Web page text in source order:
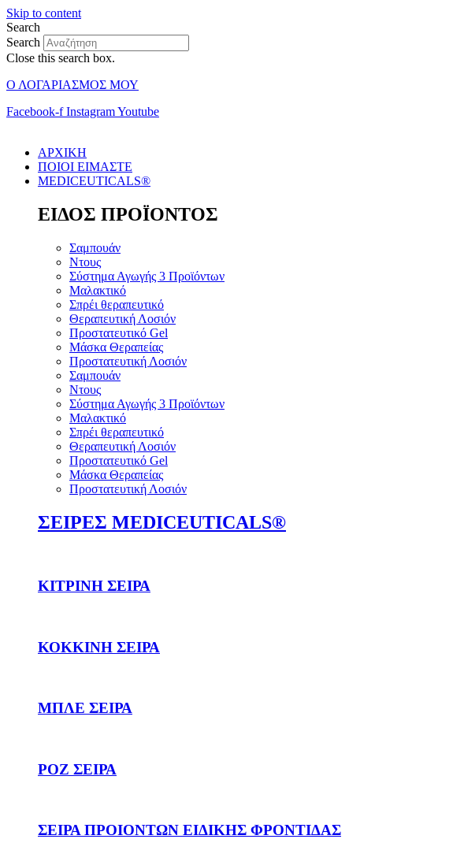
Skip to content
Search
Search
Close this search box.
Ο ΛΟΓΑΡΙΑΣΜΟΣ ΜΟΥ
Facebook-f InstagramYoutube
ΑΡΧΙΚΗ
ΠΟΙΟΙ ΕΙΜΑΣΤΕ
MEDICEUTICALS®
ΕΙΔΟΣ ΠΡΟΪΟΝΤΟΣ
Σαμπουάν
Ντους
Σύστημα Αγωγής 3 Προϊόντων
Μαλακτικό
Σπρέι θεραπευτικό
Θεραπευτική Λοσιόν
Προστατευτικό Gel
Μάσκα Θεραπείας
Προστατευτική Λοσιόν
Σαμπουάν
Ντους
Σύστημα Αγωγής 3 Προϊόντων
Μαλακτικό
Σπρέι θεραπευτικό
Θεραπευτική Λοσιόν
Προστατευτικό Gel
Μάσκα Θεραπείας
Προστατευτική Λοσιόν
ΣΕΙΡΕΣ MEDICEUTICALS®
ΚΙΤΡΙΝΗ ΣΕΙΡΑ
ΚΟΚΚΙΝΗ ΣΕΙΡΑ
ΜΠΛΕ ΣΕΙΡΑ
ΡΟΖ ΣΕΙΡΑ
ΣΕΙΡΑ ΠΡΟΙΟΝΤΩΝ ΕΙΔΙΚΗΣ ΦΡΟΝΤΙΔΑΣ